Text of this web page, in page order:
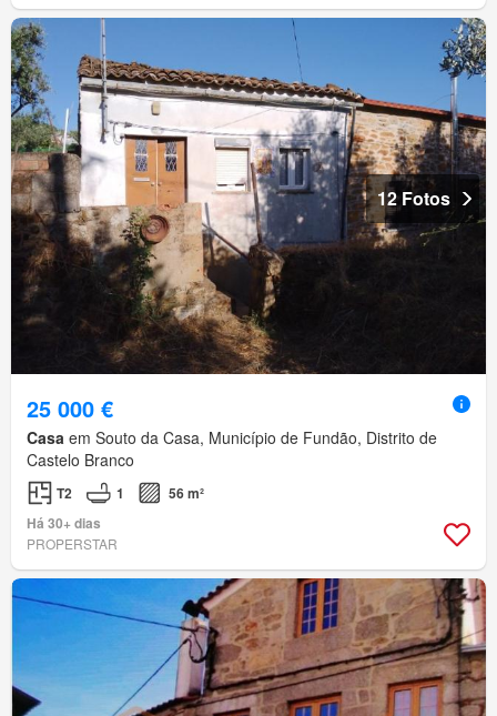
12 Fotos
25 000 €
Casa em Souto da Casa, Município de Fundão, Distrito de
Castelo Branco
T2 1
56 m²
Há 30+ dias
PROPERSTAR